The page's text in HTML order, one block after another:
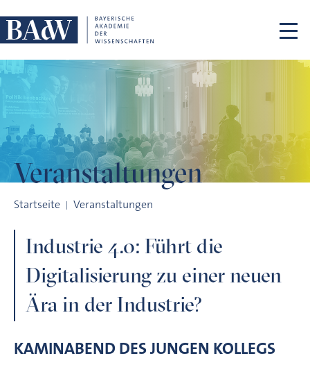
Veranstaltungen
Startseite Veranstaltungen
Industrie 4.0: Führt die
Digitalisierung zu einer neuen
Ära in der Industrie?
KAMINABEND DES JUNGEN KOLLEGS